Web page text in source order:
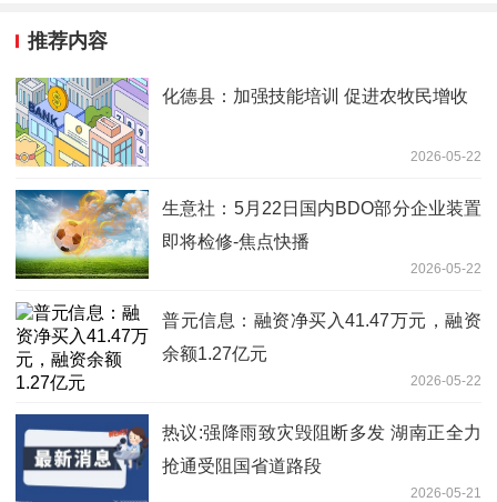
推荐内容
化德县：加强技能培训 促进农牧民增收
2026-05-22
生意社：5月22日国内BDO部分企业装置
即将检修-焦点快播
2026-05-22
普元信息：融资净买入41.47万元，融资
余额1.27亿元
2026-05-22
热议:强降雨致灾毁阻断多发 湖南正全力
抢通受阻国省道路段
2026-05-21